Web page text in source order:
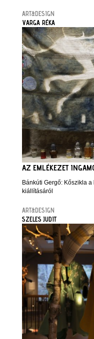
ART&DESIGN
VARGA RÉKA
AZ EMLÉKEZET
Bánkúti Gergő: Kőszikla
kiállításáról
ART&DESIGN
SZELES JUDIT